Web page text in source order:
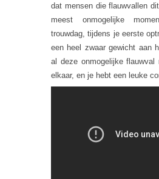
dat mensen die flauwvallen
meest onmogelijke
trouwdag, tijdens je eerste
een heel zwaar gewicht aan
al deze onmogelijke flauwval
elkaar, en je hebt een leuke